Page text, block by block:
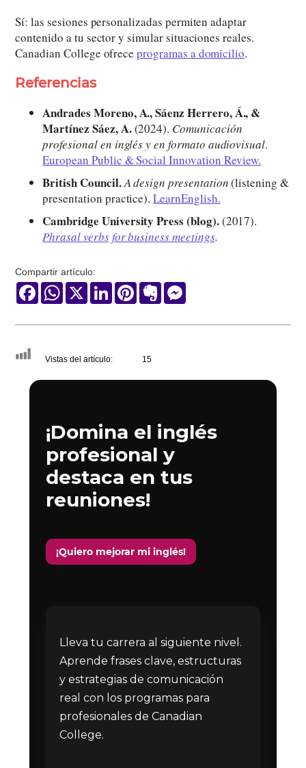
Sí: las sesiones personalizadas permiten adaptar
contenido a tu sector y simular situaciones reales.
Canadian College ofreceprogramas a domicilio.
Referencias
Andrades Moreno, A., Sáenz Herrero, Á., &
Martínez Sáez, A.(2024). Comunicación
profesional en inglés y en formato audiovisual.
European Public & Social Innovation Review.
British Council.A design presentation(listening &
presentation practice).LearnEnglish.
Cambridge University Press (blog).(2017).
Phrasal verbs for business meetings.
Compartir artículo:
FacebookWhatsApp
X LinkedInPinterestEvernote
Vistas del artículo: 15
¡Domina el inglés
profesional y
destaca en tus
reuniones!
¡Quiero mejorar mi inglés!
Lleva tu carrera al siguiente nivel.
Aprende frases clave, estructuras
y estrategias de comunicación
real con los programas para
profesionales de Canadian
College.